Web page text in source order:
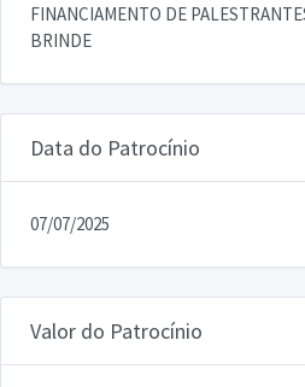
FINANCIAMENTO DE
BRINDE
Data do Patrocínio
07/07/2025
Valor do Patrocínio